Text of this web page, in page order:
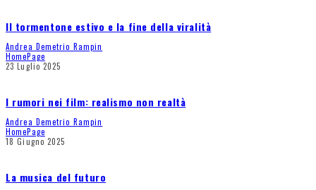
Il tormentone estivo e la fine della viralità
Andrea Demetrio Rampin
HomePage
23 Luglio 2025
I rumori nei film: realismo non realtà
Andrea Demetrio Rampin
HomePage
18 Giugno 2025
La musica del futuro